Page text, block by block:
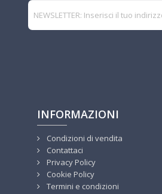
INFORMAZIONI
Condizioni di vendita
Contattaci
Privacy Policy
Cookie Policy
Termini e condizioni